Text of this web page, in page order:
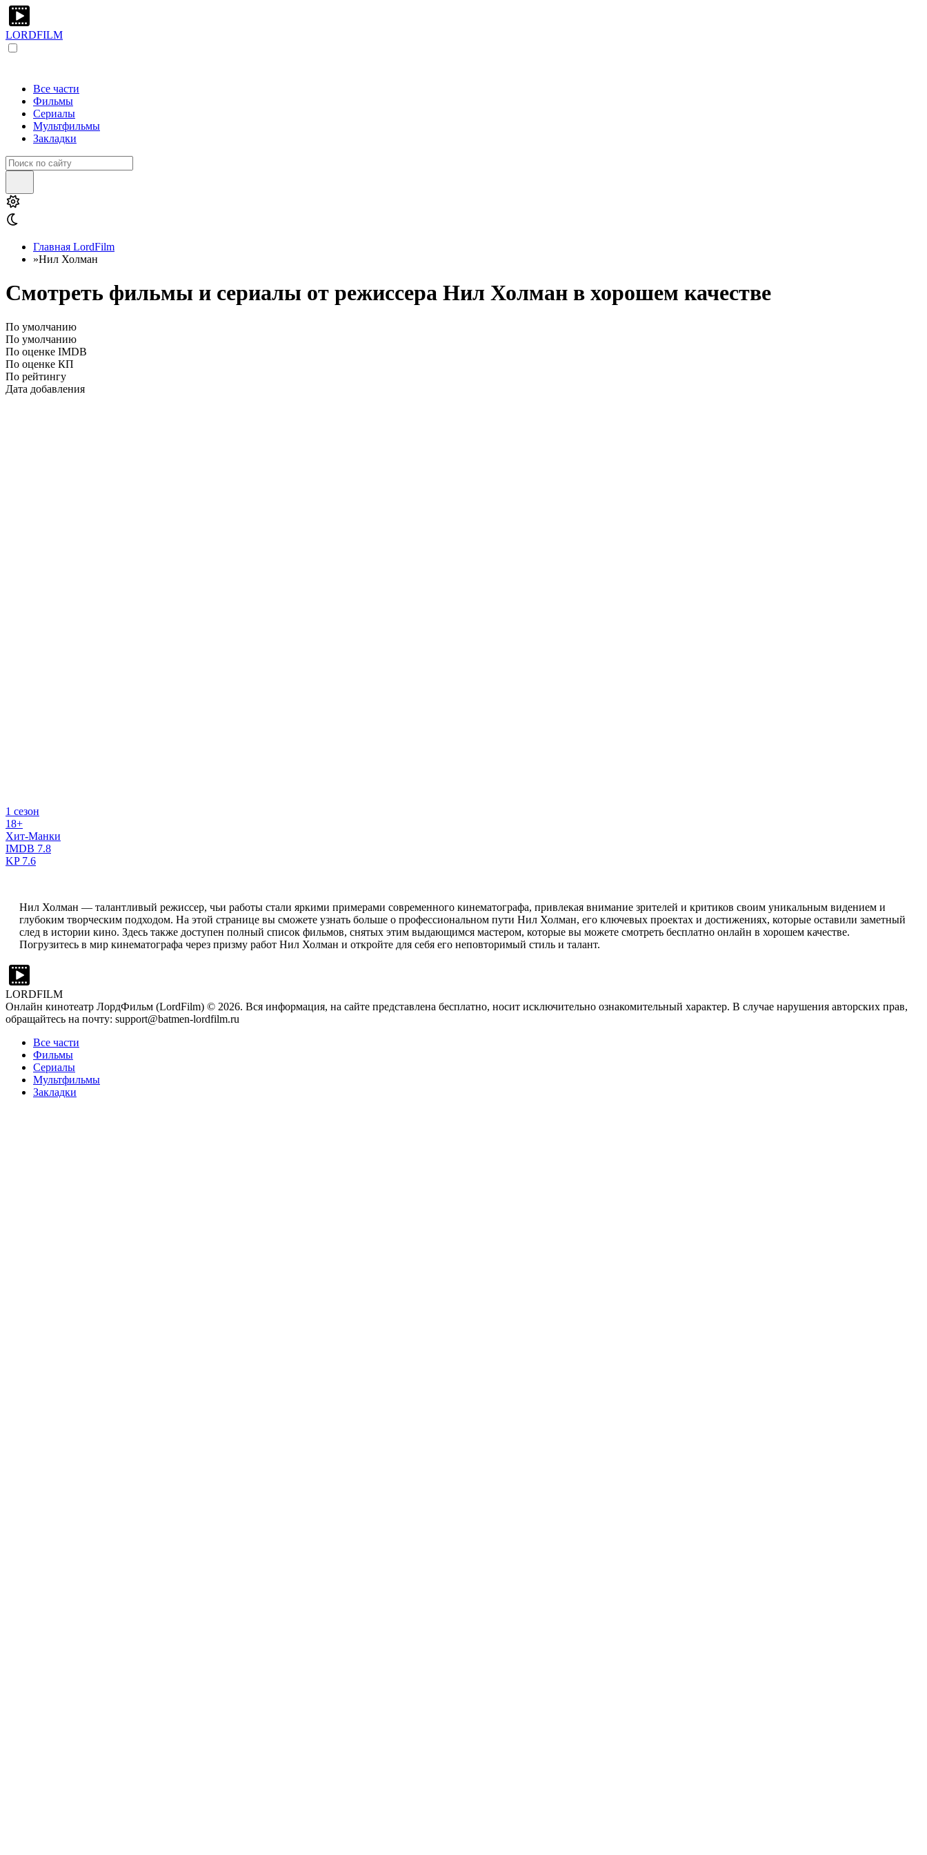
LORDFILM
Все части
Фильмы
Сериалы
Мультфильмы
Закладки
Главная LordFilm
»Нил Холман
Смотреть фильмы и сериалы от режиссера Нил Холман в хорошем качестве
По умолчанию
По умолчанию
По оценке IMDB
По оценке КП
По рейтингу
Дата добавления
1 сезон
18+
Хит-Манки
IMDB 7.8
KP7.6
Нил Холман — талантливый режиссер, чьи работы стали яркими примерами современного кинематографа, привлекая внимание зрителей и критиков своим уникальным видением и
глубоким творческим подходом. На этой странице вы сможете узнать больше о профессиональном пути Нил Холман, его ключевых проектах и достижениях, которые оставили заметный
след в истории кино. Здесь также доступен полный список фильмов, снятых этим выдающимся мастером, которые вы можете смотреть бесплатно онлайн в хорошем качестве.
Погрузитесь в мир кинематографа через призму работ Нил Холман и откройте для себя его неповторимый стиль и талант.
LORDFILM
Онлайн кинотеатр ЛордФильм (LordFilm) © 2026. Вся информация, на сайте представлена бесплатно, носит исключительно ознакомительный характер. В случае нарушения авторских прав,
обращайтесь на почту: support@batmen-lordfilm.ru
Все части
Фильмы
Сериалы
Мультфильмы
Закладки